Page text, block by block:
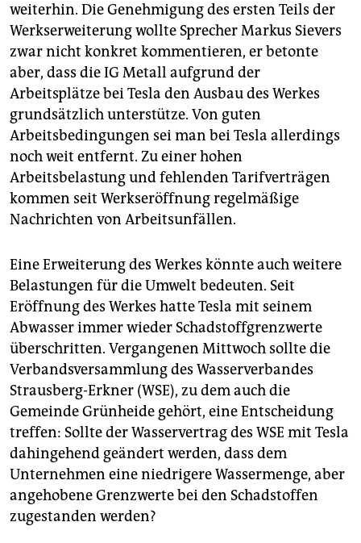
weiterhin. Die Genehmigung des ersten Teils der
Werkserweiterung wollte Sprecher Markus Sievers
zwar nicht konkret kommentieren, er betonte
aber, dass die IG Metall aufgrund der
Arbeitsplätze bei Tesla den Ausbau des Werkes
grundsätzlich unterstütze. Von guten
Arbeitsbedingungen sei man bei Tesla allerdings
noch weit entfernt. Zu einer hohen
Arbeitsbelastung und fehlenden Tarifverträgen
kommen seit Werkseröffnung regelmäßige
Nachrichten von Arbeitsunfällen.
Eine Erweiterung des Werkes könnte auch weitere
Belastungen für die Umwelt bedeuten. Seit
Eröffnung des Werkes hatte Tesla mit seinem
Abwasser immer wieder Schadstoffgrenzwerte
überschritten. Vergangenen Mittwoch sollte die
Verbandsversammlung des Wasserverbandes
Strausberg-Erkner (WSE), zu dem auch die
Gemeinde Grünheide gehört, eine Entscheidung
treffen: Sollte der Wasservertrag des WSE mit Tesla
dahingehend geändert werden, dass dem
Unternehmen eine niedrigere Wassermenge, aber
angehobene Grenzwerte bei den Schadstoffen
zugestanden werden?